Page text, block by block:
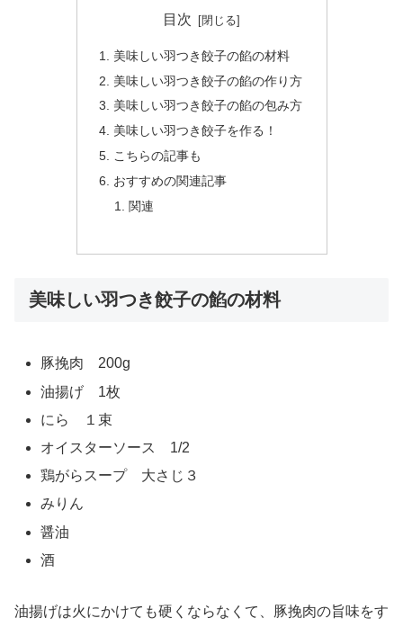
目次
美味しい羽つき餃子の餡の材料
美味しい羽つき餃子の餡の作り方
美味しい羽つき餃子の餡の包み方
美味しい羽つき餃子を作る！
こちらの記事も
おすすめの関連記事
関連
美味しい羽つき餃子の餡の材料
豚挽肉 200g
油揚げ 1枚
にら １束
オイスターソース 1/2
鶏がらスープ 大さじ３
みりん
醤油
酒
油揚げは火にかけても硬くならなくて、豚挽肉の旨味をす